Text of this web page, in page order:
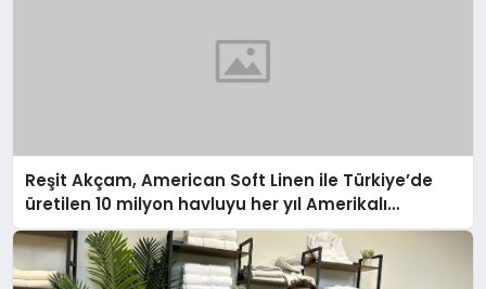
Reşit Akçam, American Soft Linen ile Türkiye’de
üretilen 10 milyon havluyu her yıl Amerikalı
tüketicilerle buluşturuyor